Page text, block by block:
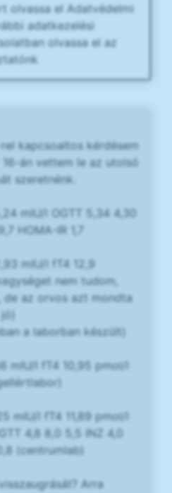
olvassa el Adatvédelmi
adatkezelési
olvassa el az
kapcsoaltos kérdésem
án vettem le az utolsó
szeretnénk.
mIU/l OGTT 5,34 4,30
HOMA-IR 1,7
mIU/l fT4 12,9
nem tudom,
az orvos azt mondta
a laborban készült)
mIU/l fT4 10,95 pmol/l
mIU/l fT4 11,89 pmol/l
4,8 8,0 5,5 INZ 4,0
(centrumlab)
Arra